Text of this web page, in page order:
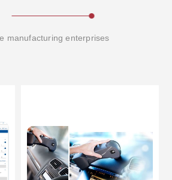
manufacturing enterprises